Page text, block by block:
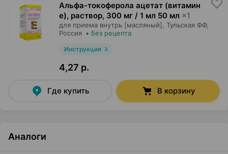
Альфа-токоферола ацетат (витамин
е), раствор, 300 мг / 1 мл 50 мл ×1
для приема внутрь [масляный], Тульская ФФ,
Россия • без рецепта
Инструкция
4,27 р.
Где купить В корзину
Аналоги